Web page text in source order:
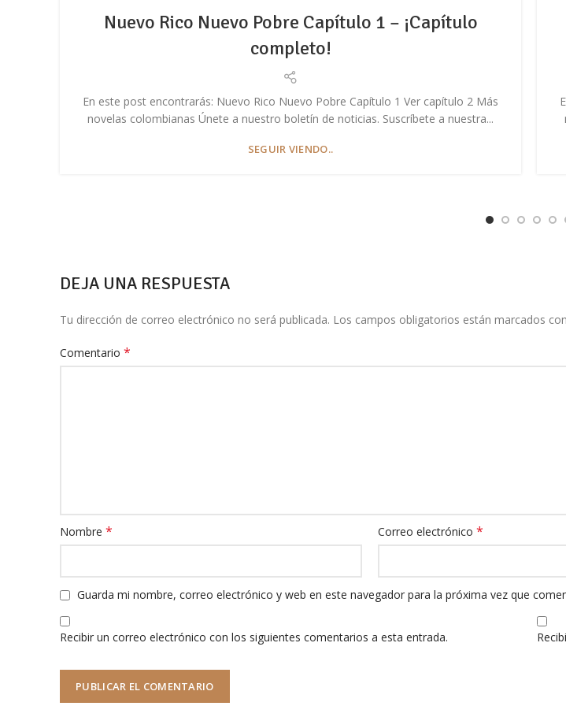
Nuevo Rico Nuevo Pobre Capítulo 1 – ¡Capítulo
completo!
En este post encontrarás: Nuevo Rico Nuevo Pobre Capítulo 1 Ver capítulo 2 Más
novelas colombianas Únete a nuestro boletín de noticias. Suscríbete a nuestra...
SEGUIR VIENDO..
DEJA UNA RESPUESTA
Tu dirección de correo electrónico no será publicada. Los campos obligatorios están marcados con
Comentario *
Nombre * Correo electrónico *
Guarda mi nombre, correo electrónico y web en este navegador para la próxima vez que
Recibir un correo electrónico con los siguientes comentarios a esta entrada.